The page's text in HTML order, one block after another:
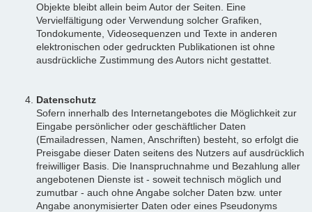
Objekte bleibt allein beim Autor der Seiten. Eine
Vervielfältigung oder Verwendung solcher Grafiken,
Tondokumente, Videosequenzen und Texte in anderen
elektronischen oder gedruckten Publikationen ist ohne
ausdrückliche Zustimmung des Autors nicht gestattet.
Datenschutz
Sofern innerhalb des Internetangebotes die Möglichkeit zur
Eingabe persönlicher oder geschäftlicher Daten
(Emailadressen, Namen, Anschriften) besteht, so erfolgt die
Preisgabe dieser Daten seitens des Nutzers auf ausdrücklich
freiwilliger Basis. Die Inanspruchnahme und Bezahlung aller
angebotenen Dienste ist - soweit technisch möglich und
zumutbar - auch ohne Angabe solcher Daten bzw. unter
Angabe anonymisierter Daten oder eines Pseudonyms